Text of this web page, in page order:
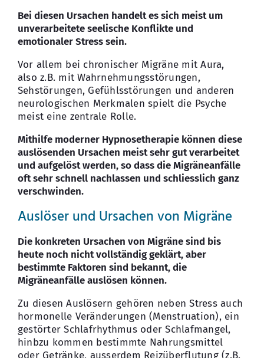
Bei diesen Ursachen handelt es sich meist um
unverarbeitete seelische Konflikte und
emotionaler Stress sein.
Vor allem bei chronischer Migräne mit Aura,
also z.B. mit Wahrnehmungsstörungen,
Sehstörungen, Gefühlsstörungen und anderen
neurologischen Merkmalen spielt die Psyche
meist eine zentrale Rolle.
Mithilfe moderner Hypnosetherapie können diese
auslösenden Ursachen meist sehr gut verarbeitet
und aufgelöst werden, so dass die Migräneanfälle
oft sehr schnell nachlassen und schliesslich ganz
verschwinden.
Auslöser und Ursachen von Migräne
Die konkreten Ursachen von Migräne sind bis
heute noch nicht vollständig geklärt, aber
bestimmte Faktoren sind bekannt, die
Migräneanfälle auslösen können.
Zu diesen Auslösern gehören neben Stress auch
hormonelle Veränderungen (Menstruation), ein
gestörter Schlafrhythmus oder Schlafmangel,
hinbzu kommen bestimmte Nahrungsmittel
oder Getränke, ausserdem Reizüberflutung (z.B.